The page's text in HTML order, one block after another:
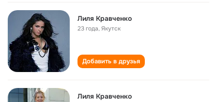
Лиля Кравченко
23 года,Якутск
Добавить в друзья
Лиля Кравченко